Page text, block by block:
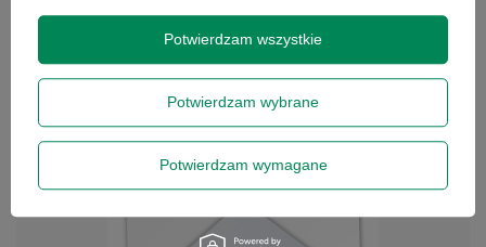
Potwierdzam wybrane
Potwierdzam wymagane
Potwierdzam wszystkie